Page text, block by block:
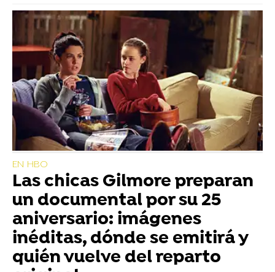
EN HBO
Las chicas Gilmore preparan
un documental por su 25
aniversario: imágenes
inéditas, dónde se emitirá y
quién vuelve del reparto